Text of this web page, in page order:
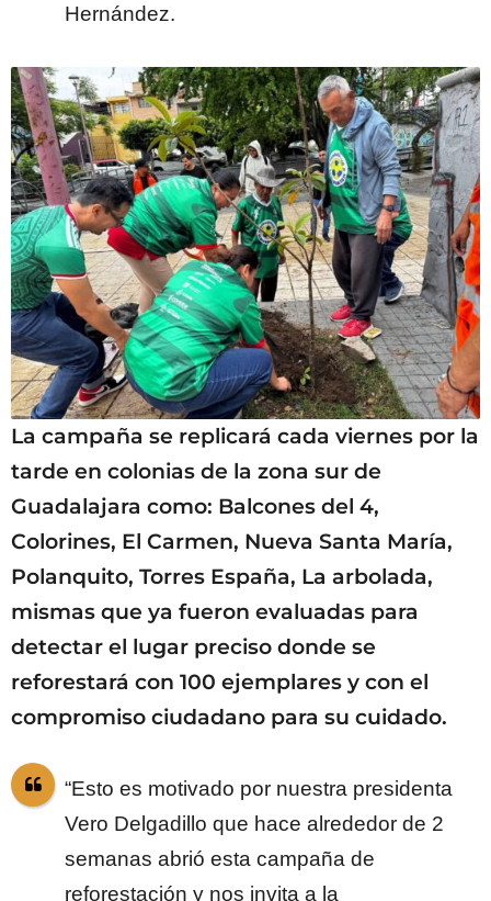
Hernández.
La campaña se replicará cada viernes por la
tarde en colonias de la zona sur de
Guadalajara como: Balcones del 4,
Colorines, El Carmen, Nueva Santa María,
Polanquito, Torres España, La arbolada,
mismas que ya fueron evaluadas para
detectar el lugar preciso donde se
reforestará con 100 ejemplares y con el
compromiso ciudadano para su cuidado.
“Esto es motivado por nuestra presidenta
Vero Delgadillo que hace alrededor de 2
semanas abrió esta campaña de
reforestación y nos invita a la